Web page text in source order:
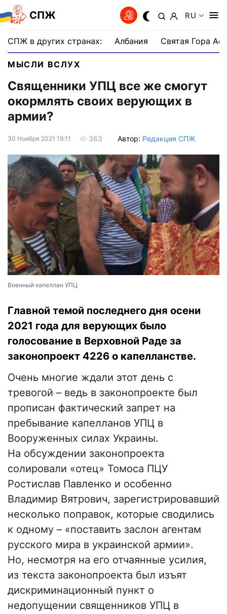
СПЖ RU
СПЖ в других странах: Албания Святая Гора
МЫСЛИ ВСЛУХ
Священники УПЦ все же смогут
окормлять своих верующих в
армии?
30 Ноября 2021 19:11 363 Автор: Редакция СПЖ
Военный капеллан УПЦ
Главной темой последнего дня осени
2021 года для верующих было
голосование в Верховной Раде за
законопроект 4226 о капелланстве.
Очень многие ждали этот день с
тревогой – ведь в законопроекте был
прописан фактический запрет на
пребывание капелланов УПЦ в
Вооруженных силах Украины.
На обсуждении законопроекта
солировали «отец» Томоса ПЦУ
Ростислав Павленко и особенно
Владимир Вятрович, зарегистрировавший
несколько поправок, которые сводились
к одному – «поставить заслон агентам
русского мира в украинской армии».
Но, несмотря на его отчаянные усилия,
из текста законопроекта был изъят
дискриминационный пункт о
недопущении священников УПЦ в